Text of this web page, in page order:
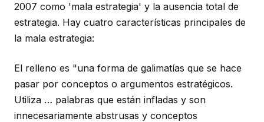
2007 como 'mala estrategia' y la ausencia total de
estrategia. Hay cuatro características principales de
la mala estrategia:
El relleno es "una forma de galimatías que se hace
pasar por conceptos o argumentos estratégicos.
Utiliza … palabras que están infladas y son
innecesariamente abstrusas y conceptos